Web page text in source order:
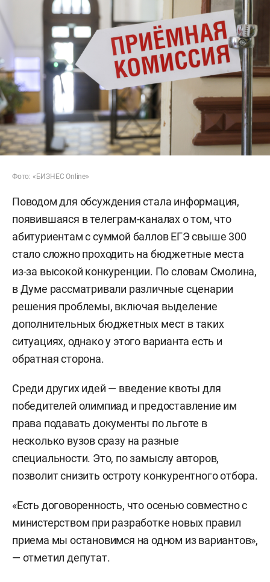
Фото: «БИЗНЕС Online»
Поводом для обсуждения стала информация,
появившаяся в телеграм-каналах о том, что
абитуриентам с суммой баллов ЕГЭ свыше 300
стало сложно проходить на бюджетные места
из-за высокой конкуренции. По словам Смолина,
в Думе рассматривали различные сценарии
решения проблемы, включая выделение
дополнительных бюджетных мест в таких
ситуациях, однако у этого варианта есть и
обратная сторона.
Среди других идей — введение квоты для
победителей олимпиад и предоставление им
права подавать документы по льготе в
несколько вузов сразу на разные
специальности. Это, по замыслу авторов,
позволит снизить остроту конкурентного отбора.
«Есть договоренность, что осенью совместно с
министерством при разработке новых правил
приема мы остановимся на одном из вариантов»,
— отметил депутат.